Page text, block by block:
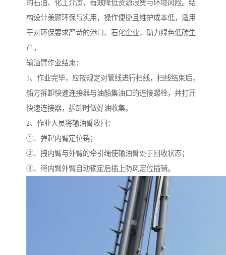
的石油、化工介质，有效降低资源浪费与环境风险。结
构设计兼顾环保与实用，操作便捷且维护成本低，适用
于对环保要求严苛的港口、石化企业，助力绿色低碳生
产。
输油臂作业结束：
1、作业完毕，应按规定对管线进行扫线，扫线结束后，
船方拆卸快速连接器与油船集油口的连接螺栓，并打开
快速连接器，拆卸时做好油收集。
2、作业人员将输油臂收回：
①、弹起内臂定位销；
②、拽内臂与外臂的牵引绳使输油臂处于回收状态；
③、待内臂外臂自动锁定后插上防风定位插销。